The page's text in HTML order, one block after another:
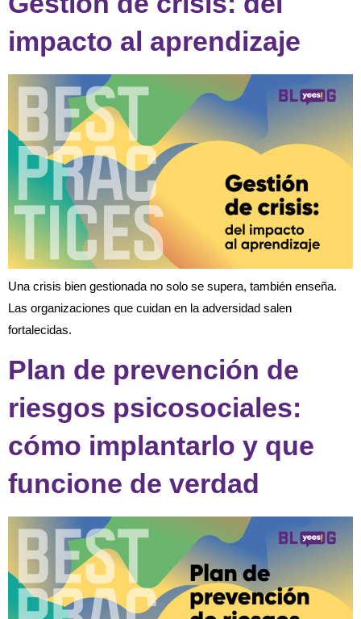
impacto al aprendizaje
Una crisis bien gestionada no solo se supera, también enseña.
Las organizaciones que cuidan en la adversidad salen
fortalecidas.
Plan de prevención de
riesgos psicosociales:
cómo implantarlo y que
funcione de verdad